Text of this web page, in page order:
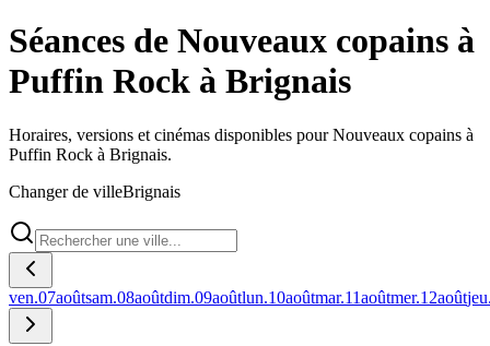
Séances de Nouveaux copains à
Puffin Rock à Brignais
Horaires, versions et cinémas disponibles pour Nouveaux copains à
Puffin Rock à Brignais.
Changer de villeBrignais
ven.07aoûtsam.08aoûtdim.09aoûtlun.10aoûtmar.11aoûtmer.12août